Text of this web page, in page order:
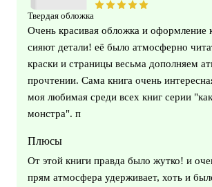
Твердая обложка
Очень красивая обложка и оформление
сияют детали! её было атмосферно
краски и страницы весьма дополняем
прочтении. Сама книга очень
моя любимая среди всех книг серии
монстра". п
Плюсы
От этой книги правда было жутко! и
прям атмосфера удерживает, хоть и